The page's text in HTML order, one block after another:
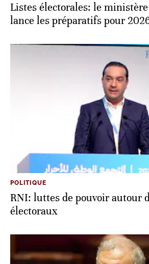
Listes électorales: le
lance les préparatifs pour
POLITIQUE
RNI: luttes de pouvoir autour
électoraux